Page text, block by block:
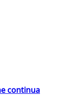
continua